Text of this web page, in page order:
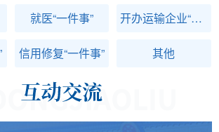
就医“一件事” 开办运输企业“一件事”
信用修复“一件事” 其他